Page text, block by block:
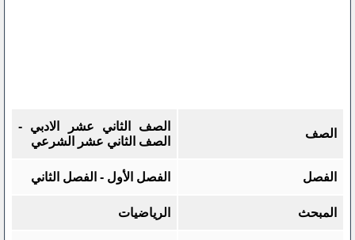
الصف
الصف الثاني عشر الادبي -
الصف الثاني عشر الشرعي
الفصل الفصل الأول - الفصل الثاني
المبحث الرياضيات